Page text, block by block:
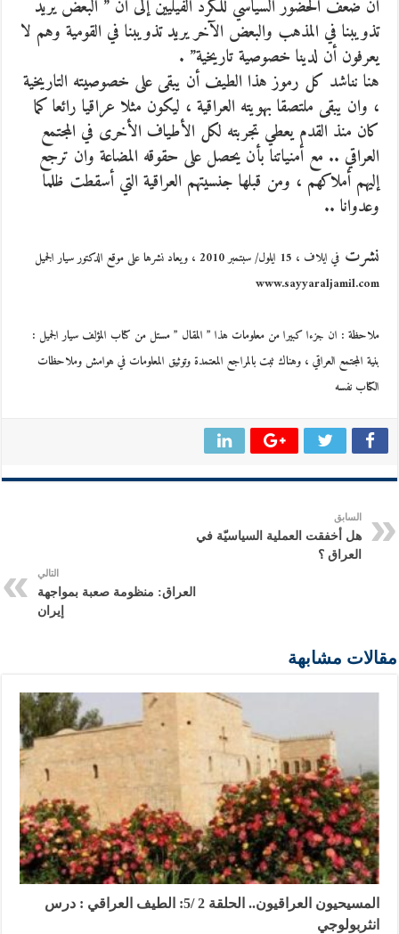
أن ضعف الحضور السياسي للكرد الفيليين إلى أن ” البعض يريد
تذويبنا في المذهب والبعض الآخر يريد تذويبنا في القومية وهم لا
يعرفون أن لدينا خصوصية تاريخية” .
هنا نناشد كل رموز هذا الطيف أن يبقى على خصوصيته التاريخية
، وان يبقى ملتصقا بهويته العراقية ، ليكون مثلا عراقيا رائعا كما
كان منذ القدم يعطي تجربته لكل الأطياف الأخرى في المجتمع
العراقي .. مع أمنياتنا بأن يحصل على حقوقه المضاعة وان ترجع
إليهم أملاكهم ، ومن قبلها جنسيتهم العراقية التي أسقطت ظلما
وعدوانا ..
نشرتفي ايلاف ، 15 ايلول/ سبتمبر 2010 ، ويعاد نشرها على موقع الدكتور سيار الجميل
www.sayyaraljamil.com
ملاحظة : ان جزءا كبيرا من معلومات هذا ” المقال ” مستل من كتاب المؤلف سيار الجميل :
بنية المجتمع العراقي ، وهناك ثبت بالمراجع المعتمدة وتوثيق المعلومات في هوامش وملاحظات
الكتاب نفسه
السابق
هل أخفقت العملية السياسيّة في
العراق ؟
التالي
العراق: منظومة صعبة بمواجهة
إيران
مقالات مشابهة
المسيحيون العراقيون.. الحلقة 2 /5: الطيف العراقي : درس
انثربولوجي